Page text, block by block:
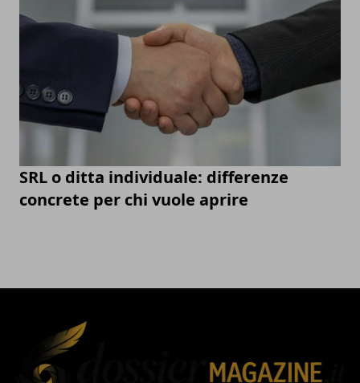
SRL o ditta individuale: differenze
concrete per chi vuole aprire